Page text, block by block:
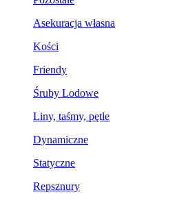
Asekuracja własna
Kości
Friendy
Śruby Lodowe
Liny, taśmy, pętle
Dynamiczne
Statyczne
Repsznury